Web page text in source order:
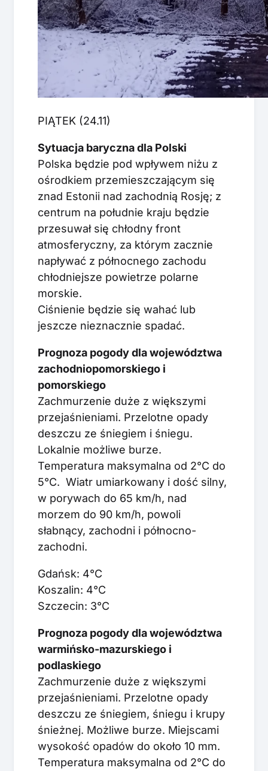
PIĄTEK (24.11)
Sytuacja baryczna dla Polski
Polska będzie pod wpływem niżu z
ośrodkiem przemieszczającym się
znad Estonii nad zachodnią Rosję; z
centrum na południe kraju będzie
przesuwał się chłodny front
atmosferyczny, za którym zacznie
napływać z północnego zachodu
chłodniejsze powietrze polarne
morskie.
Ciśnienie będzie się wahać lub
jeszcze nieznacznie spadać.
Prognoza pogody dla województwa
zachodniopomorskiego i
pomorskiego
Zachmurzenie duże z większymi
przejaśnieniami. Przelotne opady
deszczu ze śniegiem i śniegu.
Lokalnie możliwe burze.
Temperatura maksymalna od 2°C do
5°C. Wiatr umiarkowany i dość silny,
w porywach do 65 km/h, nad
morzem do 90 km/h, powoli
słabnący, zachodni i północno-
zachodni.
Gdańsk: 4°C
Koszalin: 4°C
Szczecin: 3°C
Prognoza pogody dla województwa
warmińsko-mazurskiego i
podlaskiego
Zachmurzenie duże z większymi
przejaśnieniami. Przelotne opady
deszczu ze śniegiem, śniegu i krupy
śnieżnej. Możliwe burze. Miejscami
wysokość opadów do około 10 mm.
Temperatura maksymalna od 2°C do